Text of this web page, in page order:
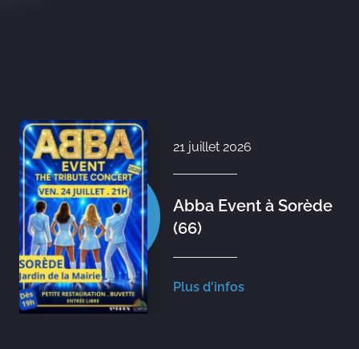
21 juillet 2026
Abba Event à Sorède
(66)
Plus d'infos